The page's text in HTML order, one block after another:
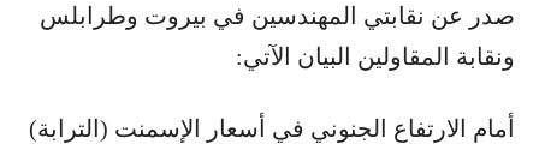
صدر عن نقابتي المهندسين في بيروت وطرابلس
ونقابة المقاولين البيان الآتي:
أمام الارتفاع الجنوني في أسعار الإسمنت (الترابة)